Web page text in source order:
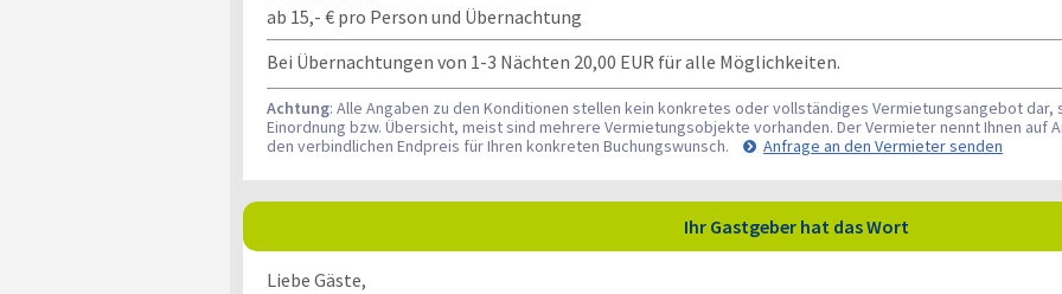
ab 15,- € pro Person und Übernachtung
Bei Übernachtungen von 1-3 Nächten 20,00 EUR für alle Möglichkeiten.
Achtung: Alle Angaben zu den Konditionen stellen kein konkretes oder vollständiges Vermietungsangebot
Einordnung bzw. Übersicht, meist sind mehrere Vermietungsobjekte vorhanden. Der Vermieter nennt Ihnen auf
den verbindlichen Endpreis für Ihren konkreten Buchungswunsch.
Anfrage an den Vermieter senden
Ihr Gastgeber hat das Wort
Liebe Gäste,